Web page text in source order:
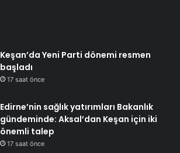
Keşan’da Yeni Parti dönemi resmen
başladı
17 saat önce
Edirne’nin sağlık yatırımları Bakanlık
gündeminde: Aksal’dan Keşan için iki
önemli talep
17 saat önce